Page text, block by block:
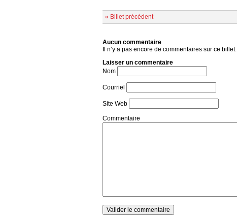
« Billet précédent
Aucun commentaire
Il n’y a pas encore de commentaires sur ce billet.
Laisser un commentaire
Nom
Courriel
Site Web
Commentaire